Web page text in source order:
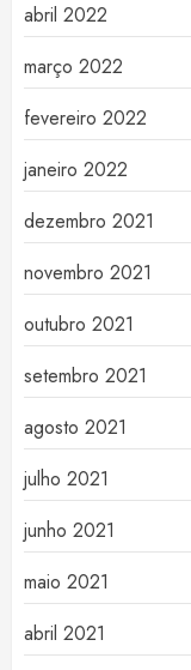
abril 2022
março 2022
fevereiro 2022
janeiro 2022
dezembro 2021
novembro 2021
outubro 2021
setembro 2021
agosto 2021
julho 2021
junho 2021
maio 2021
abril 2021